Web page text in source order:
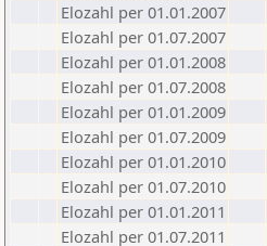
Elozahl per 01.01.2007
Elozahl per 01.07.2007
Elozahl per 01.01.2008
Elozahl per 01.07.2008
Elozahl per 01.01.2009
Elozahl per 01.07.2009
Elozahl per 01.01.2010
Elozahl per 01.07.2010
Elozahl per 01.01.2011
Elozahl per 01.07.2011